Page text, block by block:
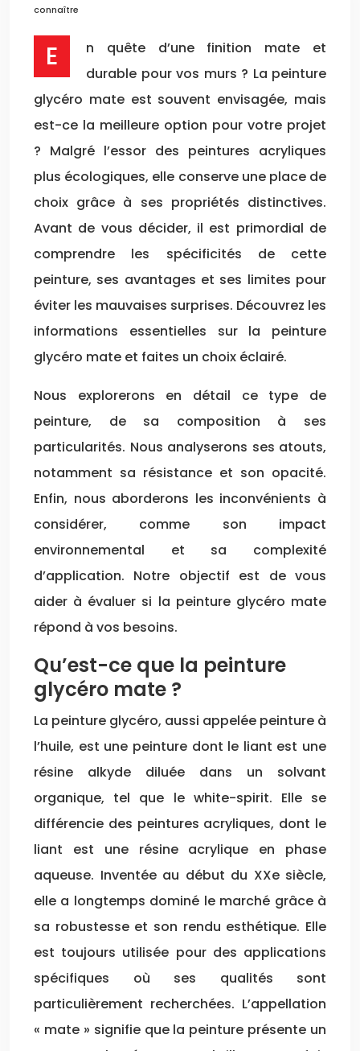
connaître
En quête d’une finition mate et
durable pour vos murs ? La peinture
glycéro mate est souvent envisagée, mais
est-ce la meilleure option pour votre projet
? Malgré l’essor des peintures acryliques
plus écologiques, elle conserve une place de
choix grâce à ses propriétés distinctives.
Avant de vous décider, il est primordial de
comprendre les spécificités de cette
peinture, ses avantages et ses limites pour
éviter les mauvaises surprises. Découvrez les
informations essentielles sur la peinture
glycéro mate et faites un choix éclairé.
Nous explorerons en détail ce type de
peinture, de sa composition à ses
particularités. Nous analyserons ses atouts,
notamment sa résistance et son opacité.
Enfin, nous aborderons les inconvénients à
considérer, comme son impact
environnemental et sa complexité
d’application. Notre objectif est de vous
aider à évaluer si la peinture glycéro mate
répond à vos besoins.
Qu’est-ce que la peinture
glycéro mate ?
La peinture glycéro, aussi appelée peinture à
l’huile, est une peinture dont le liant est une
résine alkyde diluée dans un solvant
organique, tel que le white-spirit. Elle se
différencie des peintures acryliques, dont le
liant est une résine acrylique en phase
aqueuse. Inventée au début du XXe siècle,
elle a longtemps dominé le marché grâce à
sa robustesse et son rendu esthétique. Elle
est toujours utilisée pour des applications
spécifiques où ses qualités sont
particulièrement recherchées. L’appellation
« mate » signifie que la peinture présente un